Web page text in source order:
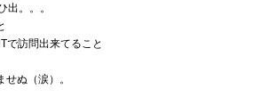
出。。。
で訪問出来てること
ぬ（涙）。